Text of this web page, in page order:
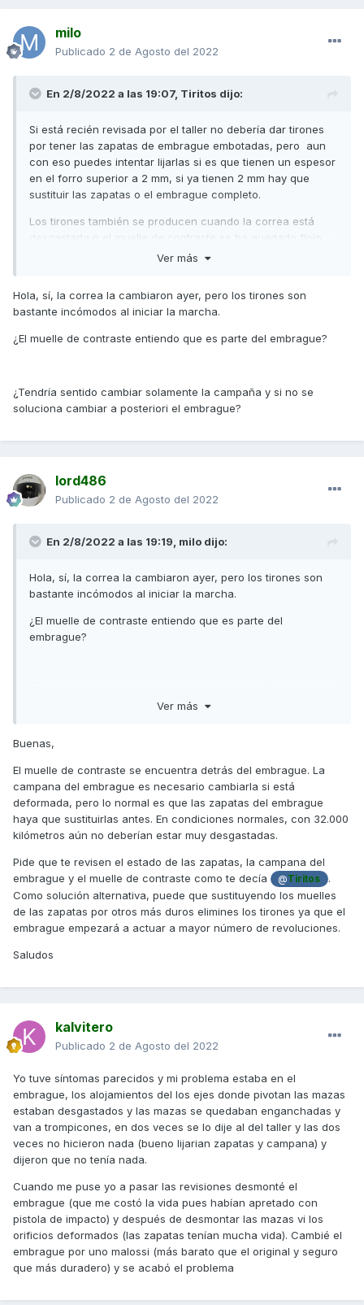
milo
Publicado 2 de Agosto del 2022
En 2/8/2022 a las 19:07, Tiritos dijo:
Si está recién revisada por el taller no debería dar tirones
por tener las zapatas de embrague embotadas, pero aun
con eso puedes intentar lijarlas si es que tienen un espesor
en el forro superior a 2 mm, si ya tienen 2 mm hay que
sustituir las zapatas o el embrague completo.
Los tirones también se producen cuando la correa está
desgastada o el muelle de contraste se ha quedado flojo,
pero si la correa es nueva...Ver más
Hola, sí, la correa la cambiaron ayer, pero los tirones son
bastante incómodos al iniciar la marcha.
¿El muelle de contraste entiendo que es parte del embrague?
¿Tendría sentido cambiar solamente la campaña y si no se
soluciona cambiar a posteriori el embrague?
lord486
Publicado 2 de Agosto del 2022
En 2/8/2022 a las 19:19, milo dijo:
Hola, sí, la correa la cambiaron ayer, pero los tirones son
bastante incómodos al iniciar la marcha.
¿El muelle de contraste entiendo que es parte del
embrague?
soluciona cambiar a posteriori el embrague?
Ver más
Buenas,
El muelle de contraste se encuentra detrás del embrague. La
campana del embrague es necesario cambiarla si está
deformada, pero lo normal es que las zapatas del embrague
haya que sustituirlas antes. En condiciones normales, con 32.000
kilómetros aún no deberían estar muy desgastadas.
Pide que te revisen el estado de las zapatas, la campana del
embrague y el muelle de contraste como te decía
@Tiritos
.
Como solución alternativa, puede que sustituyendo los muelles
de las zapatas por otros más duros elimines los tirones ya que el
embrague empezará a actuar a mayor número de revoluciones.
Saludos
kalvitero
Publicado 2 de Agosto del 2022
Yo tuve síntomas parecidos y mi problema estaba en el
embrague, los alojamientos del los ejes donde pivotan las mazas
estaban desgastados y las mazas se quedaban enganchadas y
van a trompicones, en dos veces se lo dije al del taller y las dos
veces no hicieron nada (bueno lijarian zapatas y campana) y
dijeron que no tenía nada.
Cuando me puse yo a pasar las revisiones desmonté el
embrague (que me costó la vida pues habían apretado con
pistola de impacto) y después de desmontar las mazas vi los
orificios deformados (las zapatas tenían mucha vida). Cambié el
embrague por uno malossi (más barato que el original y seguro
que más duradero) y se acabó el problema